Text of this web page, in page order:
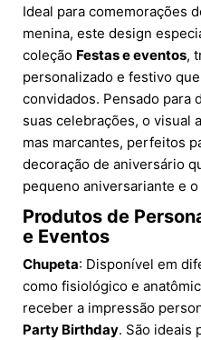
Ideal para comemorações
menina, este design
coleção Festas e eventos,
personalizado e festivo
convidados. Pensado para
suas celebrações, o visual
mas marcantes, perfeitos
decoração de aniversário
pequeno aniversariante e
Produtos de
e Eventos
Chupeta: Disponível em
como fisiológico e
receber a impressão
Party Birthday. São ideais